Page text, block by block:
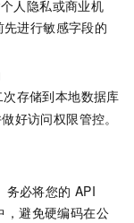
人隐私或商业机
先进行敏感字段的
存储到本地数据库
好访问权限管控。
务必将您的 API
，避免硬编码在公